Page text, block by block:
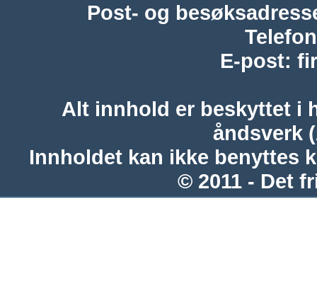
Post- og
Telefon
E-post:
Alt innhold er beskyttet i
åndsverk
Innholdet kan ikke benyttes
© 2011 - Det